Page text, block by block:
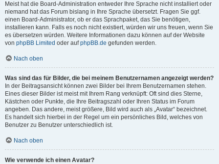
Meist hat die Board-Administration entweder Ihre Sprache nicht installiert oder
niemand hat das Forum bislang in Ihre Sprache übersetzt. Fragen Sie ggf.
einen Board-Administrator, ob er das Sprachpaket, das Sie benötigen,
installieren kann. Falls es noch nicht existiert, würden wir uns freuen, wenn Sie
es übersetzen würden. Weitere Informationen dazu können auf der Website
von phpBB Limited oder aufphpBB.de gefunden werden.
Nach oben
Was sind das für Bilder, die bei meinem Benutzernamen angezeigt werden?
In der Beitragsansicht können zwei Bilder bei Ihrem Benutzernamen stehen.
Eines dieser Bilder ist meist mit Ihrem Rang verknüpft: Oft sind dies Sterne,
Kästchen oder Punkte, die Ihre Beitragszahl oder Ihren Status im Forum
angeben. Das andere, meist größere, Bild wird auch als „Avatar“ bezeichnet.
Es handelt sich hierbei in der Regel um ein persönliches Bild, welches von
Benutzer zu Benutzer unterschiedlich ist.
Nach oben
Wie verwende ich einen Avatar?